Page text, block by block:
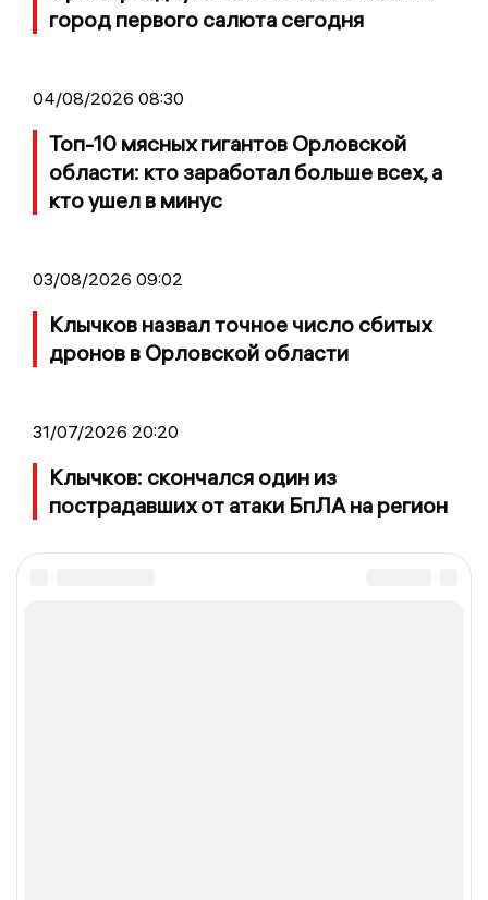
город первого салюта сегодня
04/08/2026 08:30
Топ-10 мясных гигантов Орловской
области: кто заработал больше всех, а
кто ушел в минус
03/08/2026 09:02
Клычков назвал точное число сбитых
дронов в Орловской области
31/07/2026 20:20
Клычков: скончался один из
пострадавших от атаки БпЛА на регион